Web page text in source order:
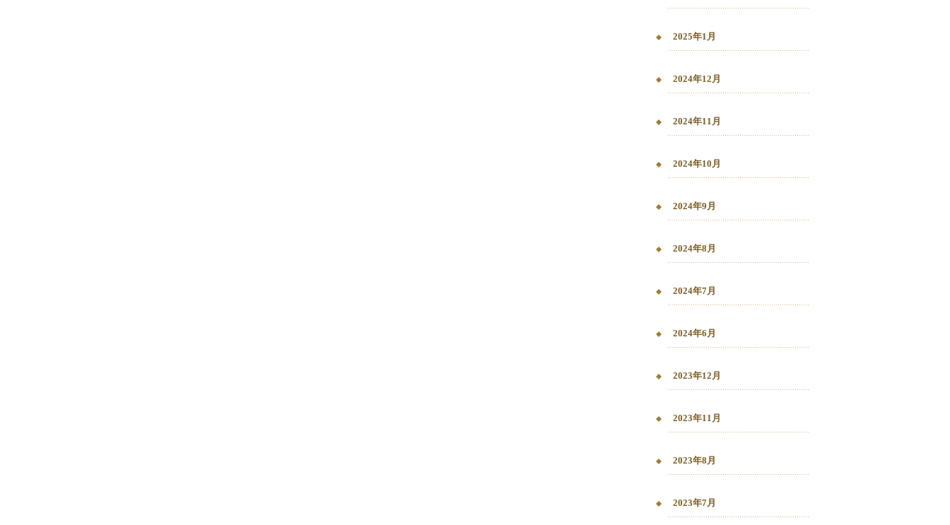
2025年1月
2024年12月
2024年11月
2024年10月
2024年9月
2024年8月
2024年7月
2024年6月
2023年12月
2023年11月
2023年8月
2023年7月